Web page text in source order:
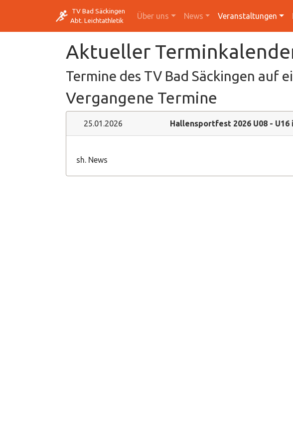
TV Bad Säckingen
Abt. Leichtathletik
Über uns News Veranstaltungen
Aktueller
Termine des TV Bad Säckingen auf
Vergangene Termine
25.01.2026 Hallensportfest 2026 U08 - U16
sh. News